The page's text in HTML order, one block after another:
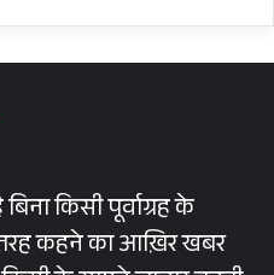
किसी पूर्वाग्रह के
कहने का आख़िर खबर